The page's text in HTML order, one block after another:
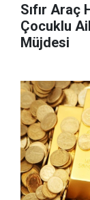
Sıfır Araç
Çocuklu
Müjdesi